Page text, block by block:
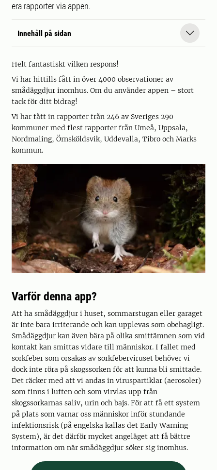
era rapporter via appen.
Innehåll på sidan
Helt fantastiskt vilken respons!
Vi har hittills fått in över 4000 observationer av
smådäggdjur inomhus. Om du använder appen – stort
tack för ditt bidrag!
Vi har fått in rapporter från 246 av Sveriges 290
kommuner med flest rapporter från Umeå, Uppsala,
Nordmaling, Örnsköldsvik, Uddevalla, Tibro och Marks
kommun.
Varför denna app?
Att ha smådäggdjur i huset, sommarstugan eller garaget
är inte bara irriterande och kan upplevas som obehagligt.
Smådäggdjur kan även bära på olika smittämnen som vid
kontakt kan smittas vidare till människor. I fallet med
sorkfeber som orsakas av sorkfeberviruset behöver vi
dock inte röra på skogssorken för att kunna bli smittade.
Det räcker med att vi andas in viruspartiklar (aerosoler)
som finns i luften och som virvlas upp från
skogssorkarnas saliv, urin och bajs. För att få ett system
på plats som varnar oss människor inför stundande
infektionsrisk (på engelska kallas det Early Warning
System), är det därför mycket angeläget att få bättre
information om när smådäggdjur söker sig inomhus.